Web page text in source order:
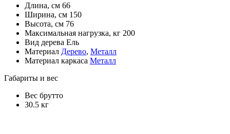
Длина, см 66
Ширина, см 150
Высота, см 76
Максимальная нагрузка, кг 200
Вид дерева Ель
Материал Дерево, Металл
Материал каркаса Металл
Габариты и вес
Вес брутто
30.5 кг